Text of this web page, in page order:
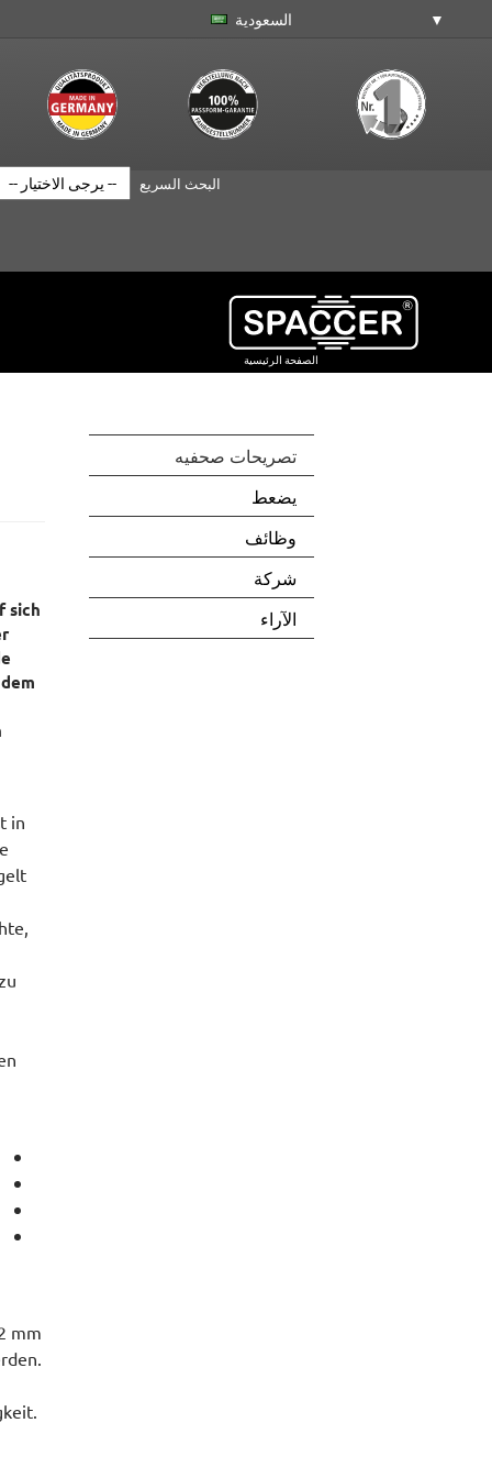
السعودية
البحث السريع
الصفحة الرئيسية
تصريحات صحفيه
يضعط
وظائف
شركة
الآراء
sich
in
mm